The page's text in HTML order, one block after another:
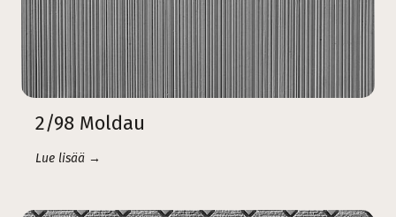
2/98 Moldau
Lue lisää →